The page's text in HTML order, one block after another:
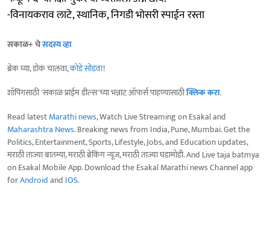
-विनायकराव लाटे, स्थानिक, निगडी भोसरी स्पाईन रस्ता
सकाळ+ चेसदस्य व्हा
ब्रेक घ्या, डोकं चालवा,कोडे सोडवा!
शॉपिंगसाठी 'सकाळ प्राईम डील्स'च्या भन्नाट ऑफर्स पाहण्यासाठीक्लिक करा.
Read latestMarathi news, Watch Live Streaming on Esakal and
Maharashtra News. Breaking news from India, Pune, Mumbai. Get the
Politics, Entertainment, Sports, Lifestyle, Jobs, and Education updates,
मराठी ताज्या बातम्या, मराठी ब्रेकिंग न्यूज, मराठी ताज्या घडामोडी. And Live taja batmya
on Esakal Mobile App. Download the Esakal Marathi news Channel app
forAndroidand IOS.